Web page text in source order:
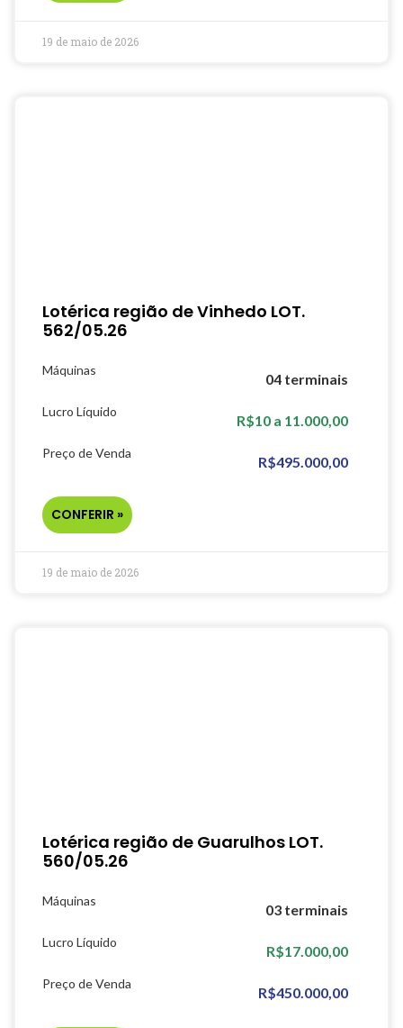
19 de maio de 2026
Lotérica região de Vinhedo LOT.
562/05.26
Máquinas
04 terminais
Lucro Líquido
R$10 a 11.000,00
Preço de Venda
R$495.000,00
CONFERIR »
19 de maio de 2026
Lotérica região de Guarulhos LOT.
560/05.26
Máquinas
03 terminais
Lucro Líquido
R$17.000,00
Preço de Venda
R$450.000,00